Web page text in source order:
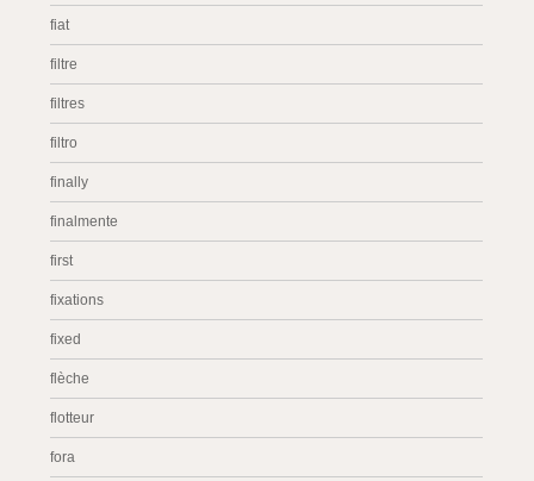
fiat
filtre
filtres
filtro
finally
finalmente
first
fixations
fixed
flèche
flotteur
fora